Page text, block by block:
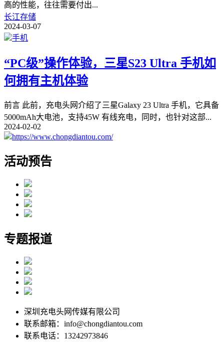
高的性能，往往需要付出...
长江存储
2024-03-07
手机
“PC级”操作体验，三星S23 Ultra 手机如
何拥有主机体验
前言 此前，充电头网介绍了三星Galaxy 23 Ultra 手机，它具备
5000mAh大电池，支持45W 有线充电，同时，也针对这部...
2024-02-02
https://www.chongdiantou.com/
活动预告
专题报道
深圳充电头网传媒有限公司
联系邮箱：info@chongdiantou.com
联系电话：13242973846